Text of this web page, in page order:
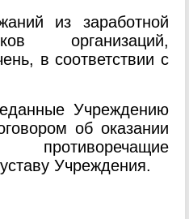
из заработной
организаций,
в соответствии с
Учреждению
об оказании
Учреждения.